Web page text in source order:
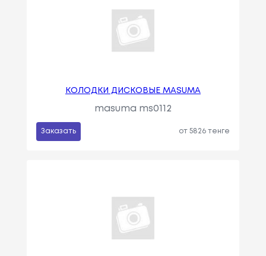
КОЛОДКИ ДИСКОВЫЕ MASUMA
masuma ms0112
Заказать от 5826 тенге